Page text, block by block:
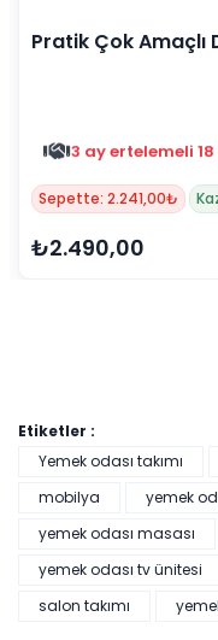
Pratik Çok Amaçlı
3 ay ertelemeli
Sepette: 2.241,00₺
₺2.490,00
Etiketler :
Yemek odası takımı
mobilya
yemek
yemek odası masası
yemek odası tv ünitesi
salon takımı